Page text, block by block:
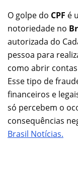
O golpe do CPF é
notoriedade no
autorizada do
pessoa para
como abrir
Esse tipo de
financeiros e
só percebem o
consequências
Brasil Notícias.